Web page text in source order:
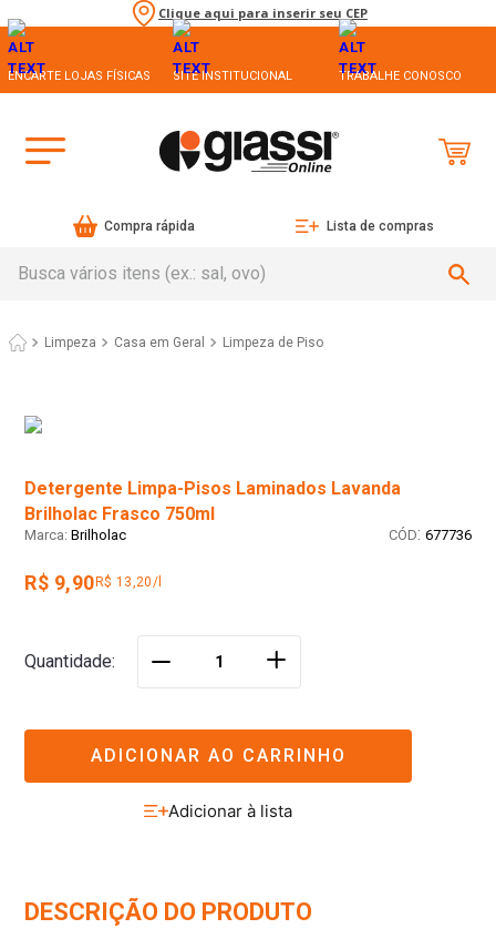
Clique aqui para inserir seu CEP
ENCARTE LOJAS FÍSICAS SITE INSTITUCIONAL TRABALHE CONOSCO
Compra rápida Lista de compras
Limpeza Casa em Geral Limpeza de Piso
Detergente Limpa-Pisos Laminados Lavanda
Brilholac Frasco 750ml
Brilholac : 677736
R$ 9,90 R$ 13,20/l
Quantidade ＋
ADICIONAR AO CARRINHO
DESCRIÇÃO DO PRODUTO